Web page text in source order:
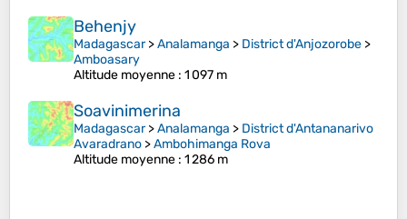
Behenjy
Madagascar>Analamanga > District d'Anjozorobe >
Amboasary
Altitude moyenne : 1 097 m
Soavinimerina
Madagascar>Analamanga > District d'Antananarivo
Avaradrano >Ambohimanga Rova
Altitude moyenne : 1 286 m